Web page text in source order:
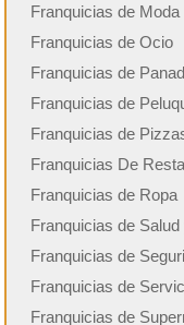
Franquicias de Moda
Franquicias de Ocio
Franquicias de
Franquicias de
Franquicias de
Franquicias De
Franquicias de Ropa
Franquicias de
Franquicias de
Franquicias de
Franquicias de